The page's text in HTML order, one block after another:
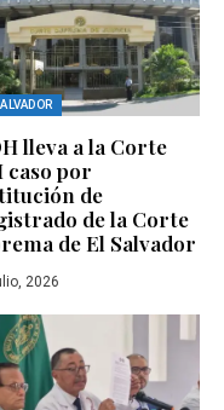
lleva a la Corte
caso por
de
de la Corte
de El Salvador
2026